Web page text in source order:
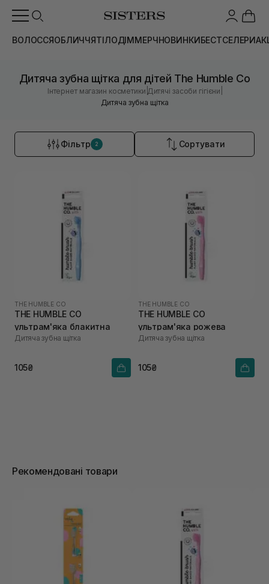
ВОЛОССЯОБЛИЧЧЯТІЛОДІММЕРЧНОВИНКИБЕСТСЕЛЕРИ
Дитяча зубна щітка для дітей The Humble Co
Інтернет магазин косметики Дитячі засоби гігієни
Дитяча зубна щітка
Фільтр 2 Сортувати
THE HUMBLE CO
THE HUMBLE CO
ультрам'яка блакитна
Дитяча зубна щітка
105₴
THE HUMBLE CO
THE HUMBLE CO
ультрам'яка рожева
Дитяча зубна щітка
105₴
Рекомендовані товари